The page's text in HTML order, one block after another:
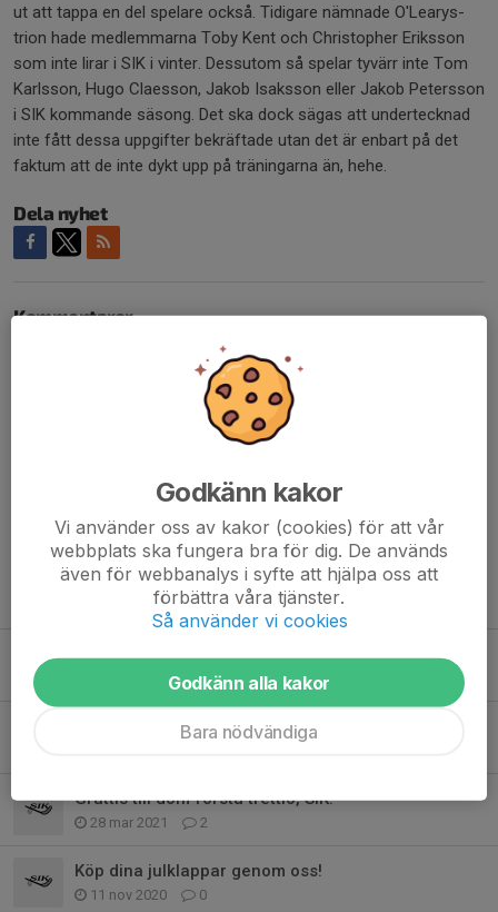
ut att tappa en del spelare också. Tidigare nämnade O'Learys-
trion hade medlemmarna Toby Kent och Christopher Eriksson
som inte lirar i SIK i vinter. Dessutom så spelar tyvärr inte Tom
Karlsson, Hugo Claesson, Jakob Isaksson eller Jakob Petersson
i SIK kommande säsong. Det ska dock sägas att undertecknad
inte fått dessa uppgifter bekräftade utan det är enbart på det
faktum att de inte dykt upp på träningarna än, hehe.
Dela nyhet
Kommentarer
Ordet "freespin" är ett engelska ord. Detta hänvisar till
snurrningen på slotens rullar, ett enastående casino
gratis som en belöning för spelaren, för att motivera
honom att spela eller att låta spelaren bekanta sig med
spelmaskinen. Läs mer om hur du får en sådan bonus
insattning/
Tidigare nyheter
Slutdramatik i Gnosjö!
0
Nu drar vi igång Herrlaget säsongen 24/25
Grattis till dom första trettio, SIK!
28 mar 2021 2
Köp dina julklappar genom oss!
11 nov 2020 0
Godkänn kakor
Vi använder oss av kakor (cookies) för att vår
webbplats ska fungera bra för dig. De används
även för webbanalys i syfte att hjälpa oss att
förbättra våra tjänster.
Så använder vi cookies
Godkänn alla kakor
Bara nödvändiga